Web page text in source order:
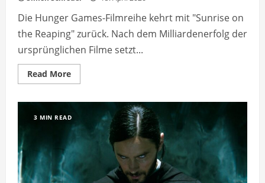
Die Hunger Games-Filmreihe kehrt mit "Sunrise on
the Reaping" zurück. Nach dem Milliardenerfolg der
ursprünglichen Filme setzt...
Read MoreRead
more
kehrt
zurück:
Sunrise
on
the
kommt
3 MIN READ